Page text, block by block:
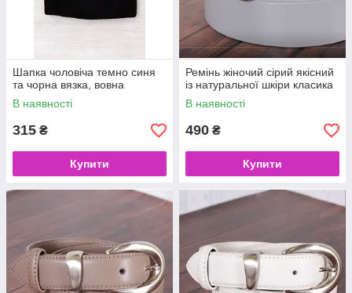
Шапка чоловіча темно синя
та чорна вязка, вовна
В наявності
315 ₴
Купити
Ремінь жіночий сірий якісний
із натуральної шкіри класика
В наявності
490 ₴
Купити